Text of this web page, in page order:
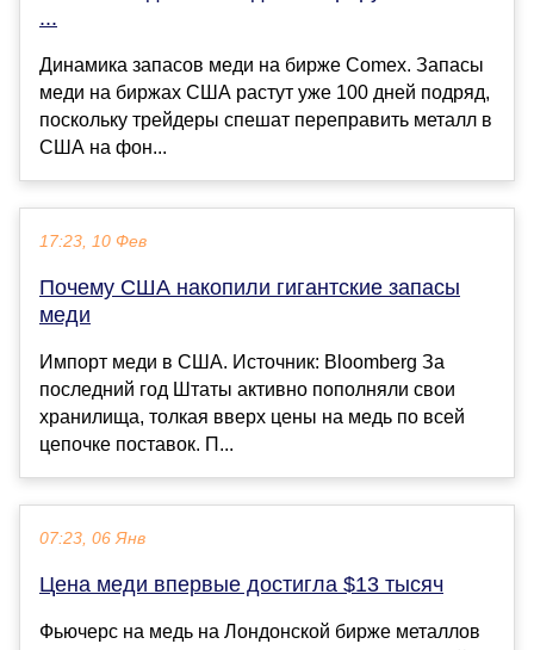
...
Динамика запасов меди на бирже Comex. Запасы
меди на биржах США растут уже 100 дней подряд,
поскольку трейдеры спешат переправить металл в
США на фон...
17:23, 10 Фев
Почему США накопили гигантские запасы
меди
Импорт меди в США. Источник: Bloomberg За
последний год Штаты активно пополняли свои
хранилища, толкая вверх цены на медь по всей
цепочке поставок. П...
07:23, 06 Янв
Цена меди впервые достигла $13 тысяч
Фьючерс на медь на Лондонской бирже металлов